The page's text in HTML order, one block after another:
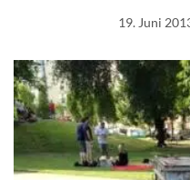
19. Juni